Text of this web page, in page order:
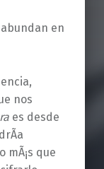
en
nos
es desde
que